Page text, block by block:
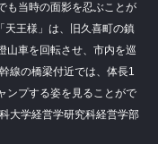
も当時の面影を忍ぶことが
天王様」は、旧久喜町の鎮
山車を回転させ、市内を巡
線の橋梁付近では、体長1
ンプする姿を見ることがで
大学経営学研究科経営学部